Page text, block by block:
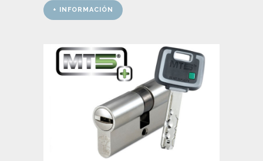
+ INFORMACIÓN